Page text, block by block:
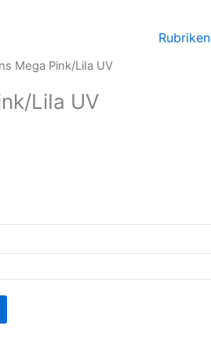
Rubriken
Mega Pink/LiIa UV
LiIa UV